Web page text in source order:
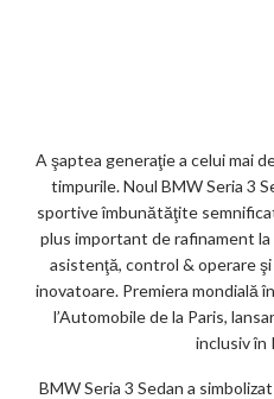
A şaptea generaţie a celui mai
timpurile. Noul BMW Seria 3
sportive îmbunătăţite
plus important de rafinament
asistenţă, control & operare
inovatoare. Premiera mondială
l’Automobile de la Paris,
inclusiv în
BMW Seria 3 Sedan a